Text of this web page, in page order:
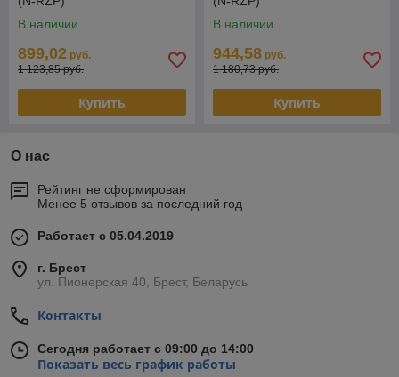
В наличии
899,02 руб.
1 123,85 руб.
Купить
В наличии
944,58 руб.
1 180,73 руб.
Купить
О нас
Рейтинг не сформирован
Менее 5 отзывов за последний год
Работает с 05.04.2019
г. Брест
ул. Пионерская 40, Брест, Беларусь
Контакты
Сегодня работает с 09:00 до 14:00
Показать весь график работы